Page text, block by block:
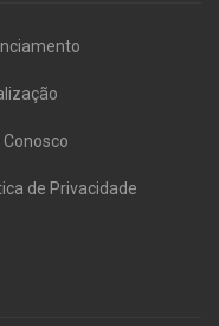
Conosco
de Privacidade